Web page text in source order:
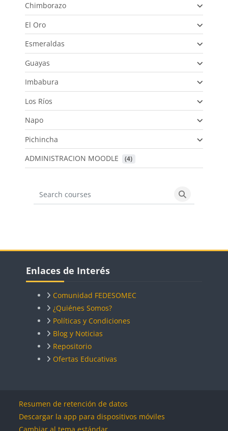
Chimborazo
El Oro
Esmeraldas
Guayas
Imbabura
Los Ríos
Napo
Pichincha
ADMINISTRACION MOODLE
(4)
Search courses
Search
Bloques
Enlaces de Interés
Comunidad FEDESOMEC
¿Quiénes Somos?
Políticas y Condiciones
Blog y Noticias
Repositorio
Ofertas Educativas
Bloques
Bloques
Resumen de retención de datos
Descargar la app para dispositivos móviles